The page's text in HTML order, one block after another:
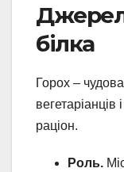
білка
Горох –
вегетаріанців
раціон.
Роль.